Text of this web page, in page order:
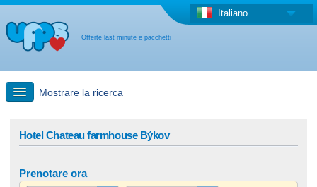
Offerte last minute e pacchetti
Italiano
Mostrare la ricerca
Hotel Chateau farmhouse Býkov
Prenotare ora